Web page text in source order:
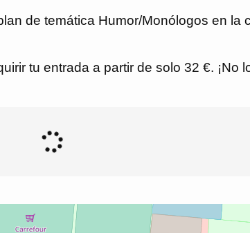
de temática Humor/Monólogos en
tu entrada a partir de solo 32 €. ¡No